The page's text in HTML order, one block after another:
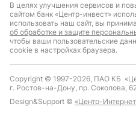
В целях улучшения сервисов и
сайтом банк «Центр-инвест»
использовать наш сайт, вы
об обработке и защите
чтобы ваши пользовательские
cookie в настройках браузера.
Copyright © 1997-2026, ПАО КБ
г. Ростов-на-Дону, пр. Соколова,
Design&Support © «Центр-